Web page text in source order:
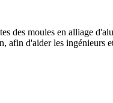
des moules en alliage
d'aider les ingénieurs